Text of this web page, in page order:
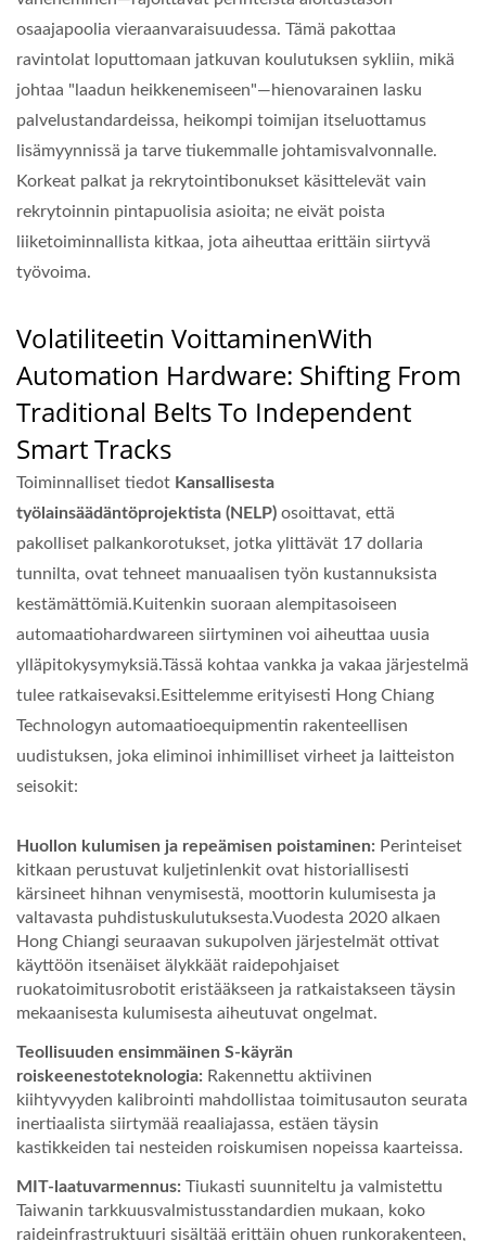
osaajapoolia vieraanvaraisuudessa. Tämä pakottaa
ravintolat loputtomaan jatkuvan koulutuksen sykliin, mikä
johtaa "laadun heikkenemiseen"—hienovarainen lasku
palvelustandardeissa, heikompi toimijan itseluottamus
lisämyynnissä ja tarve tiukemmalle johtamisvalvonnalle.
Korkeat palkat ja rekrytointibonukset käsittelevät vain
rekrytoinnin pintapuolisia asioita; ne eivät poista
liiketoiminnallista kitkaa, jota aiheuttaa erittäin siirtyvä
työvoima.
Volatiliteetin VoittaminenWith
Automation Hardware: Shifting From
Traditional Belts To Independent
Smart Tracks
Toiminnalliset tiedot Kansallisesta
työlainsäädäntöprojektista (NELP) osoittavat, että
pakolliset palkankorotukset, jotka ylittävät 17 dollaria
tunnilta, ovat tehneet manuaalisen työn kustannuksista
kestämättömiä.Kuitenkin suoraan alempitasoiseen
automaatiohardwareen siirtyminen voi aiheuttaa uusia
ylläpitokysymyksiä.Tässä kohtaa vankka ja vakaa järjestelmä
tulee ratkaisevaksi.Esittelemme erityisesti Hong Chiang
Technologyn automaatioequipmentin rakenteellisen
uudistuksen, joka eliminoi inhimilliset virheet ja laitteiston
seisokit:
Huollon kulumisen ja repeämisen poistaminen: Perinteiset
kitkaan perustuvat kuljetinlenkit ovat historiallisesti
kärsineet hihnan venymisestä, moottorin kulumisesta ja
valtavasta puhdistuskulutuksesta.Vuodesta 2020 alkaen
Hong Chiangi seuraavan sukupolven järjestelmät ottivat
käyttöön itsenäiset älykkäät raidepohjaiset
ruokatoimitusrobotit eristääkseen ja ratkaistakseen täysin
mekaanisesta kulumisesta aiheutuvat ongelmat.
Teollisuuden ensimmäinen S-käyrän
roiskeenestoteknologia: Rakennettu aktiivinen
kiihtyvyyden kalibrointi mahdollistaa toimitusauton seurata
inertiaalista siirtymää reaaliajassa, estäen täysin
kastikkeiden tai nesteiden roiskumisen nopeissa kaarteissa.
MIT-laatuvarmennus: Tiukasti suunniteltu ja valmistettu
Taiwanin tarkkuusvalmistusstandardien mukaan, koko
raideinfrastruktuuri sisältää erittäin ohuen runkorakenteen,